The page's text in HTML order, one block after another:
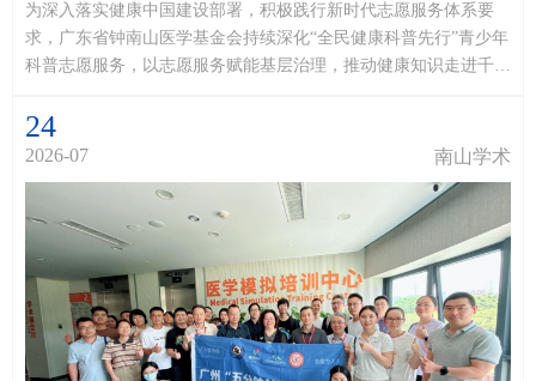
为深入落实健康中国建设部署，积极践行新时代志愿服务体系要
求，广东省钟南山医学基金会持续深化“全民健康科普先行”青少年
科普志愿服务，以志愿服务赋能基层治理，推动健康知识走进千家
开展主题为“青春绘健康，科普志愿行”的医学×艺术·青少年公益志
愿服务活动，组织青少年志愿者面向社区全人群，以艺术融合科普
24
2026-07 南山学术